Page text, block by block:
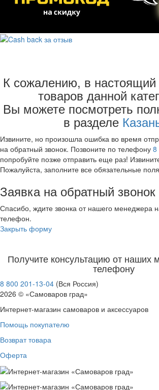
4,5 литра
5 литров
6 литров
8 литров
15 литров
16 литров
22 литра
Более 30 литров
Алюминиевые
Чугунные
Афганские казаны
Узбекские
Плоское дно
С печкой
Свернуть категории
Свернуть категории
К сожалению, в
товаров данной
Вы можете посмотреть
в разделе
Извините, но произошла ошибка во время
на обратный звонок. Позвоните по телефону 8
попробуйте позже отправить еще раз!
Пожалуйста, заполните все обязательные
Заявка на обратный
Спасибо, ждите звонка от нашего менеджера
телефон.
Закрыть форму
Получите консультацию от наших
телефону
8 800 201-13-04 (Вся Россия)
2026 © «Самоваров град»
Интернет-магазин самоваров и аксессуаров
Помощь покупателю
Возврат товара
Оферта